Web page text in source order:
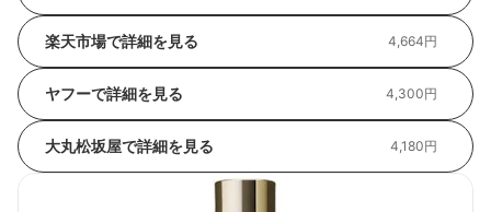
楽天市場で詳細を見る 4,664円
ヤフーで詳細を見る 4,300円
大丸松坂屋で詳細を見る 4,180円